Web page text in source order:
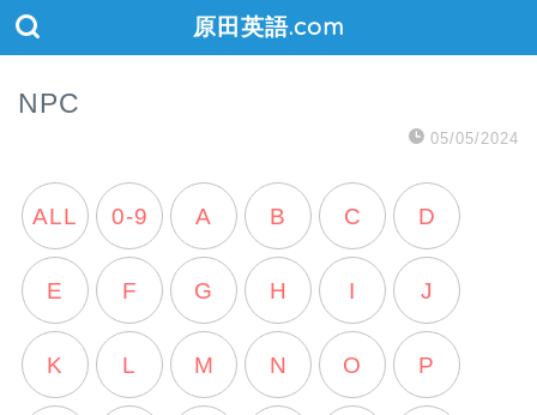
原田英語.com
NPC
05/05/2024
ALL 0-9 A B C D
E F G H I J
K L M N O P